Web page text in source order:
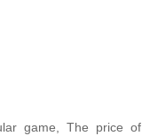
game, The price of